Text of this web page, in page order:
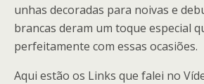
unhas decoradas para noivas e
brancas deram um toque especial
perfeitamente com essas ocasiões.
Aqui estão os Links que falei no